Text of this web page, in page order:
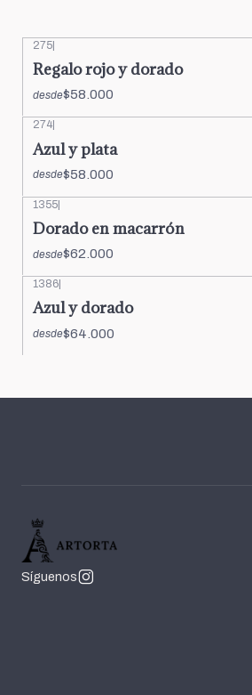
275
Regalo rojo y dorado
desde$58.000
274
Azul y plata
desde$58.000
1355|
Dorado en macarrón
desde$62.000
1386
Azul y dorado
desde$64.000
Síguenos